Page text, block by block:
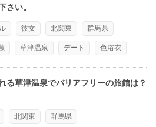
さい。
彼女 北関東 群馬県
草津温泉 デート 色浴衣
る草津温泉でバリアフリーの旅館は？
北関東 群馬県